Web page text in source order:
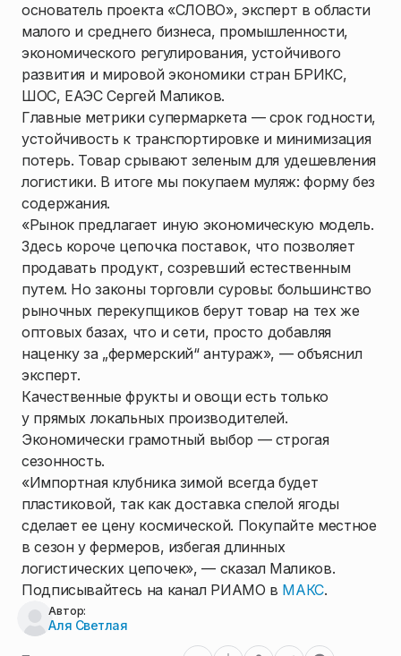
основатель проекта «СЛОВО», эксперт в области
малого и среднего бизнеса, промышленности,
экономического регулирования, устойчивого
развития и мировой экономики стран БРИКС,
ШОС, ЕАЭС Сергей Маликов.
Главные метрики супермаркета — срок годности,
устойчивость к транспортировке и минимизация
потерь. Товар срывают зеленым для удешевления
логистики. В итоге мы покупаем муляж: форму без
содержания.
«Рынок предлагает иную экономическую модель.
Здесь короче цепочка поставок, что позволяет
продавать продукт, созревший естественным
путем. Но законы торговли суровы: большинство
рыночных перекупщиков берут товар на тех же
оптовых базах, что и сети, просто добавляя
наценку за „фермерский“ антураж», — объяснил
эксперт.
Качественные фрукты и овощи есть только
у прямых локальных производителей.
Экономически грамотный выбор — строгая
сезонность.
«Импортная клубника зимой всегда будет
пластиковой, так как доставка спелой ягоды
сделает ее цену космической. Покупайте местное
в сезон у фермеров, избегая длинных
логистических цепочек», — сказал Маликов.
Подписывайтесь на канал РИАМО в МАКС.
Автор:
Аля Светлая